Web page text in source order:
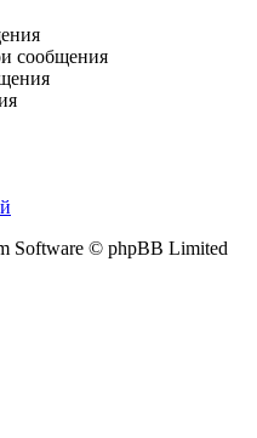
сообщения
Software © phpBB Limited